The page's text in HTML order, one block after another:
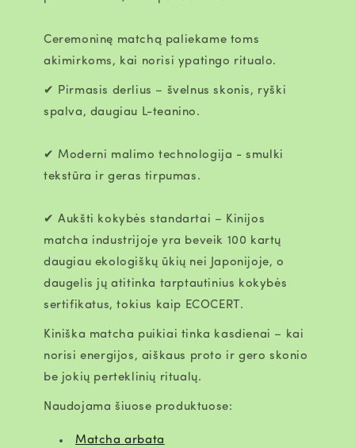
Ceremoninę matchą paliekame toms
akimirkoms, kai norisi ypatingo ritualo.
✔ Pirmasis derlius – švelnus skonis, ryški
spalva, daugiau L-teanino.
✔ Moderni malimo technologija - smulki
tekstūra ir geras tirpumas.
✔Aukšti kokybės standartai – Kinijos
matcha industrijoje yra beveik 100 kartų
daugiau ekologiškų ūkių nei Japonijoje, o
daugelis jų atitinka tarptautinius kokybės
sertifikatus, tokius kaip ECOCERT.
Kiniška matcha puikiai tinka kasdienai – kai
norisi energijos, aiškaus proto ir gero skonio
be jokių perteklinių ritualų.
Naudojama šiuose produktuose:
Matchaarbata